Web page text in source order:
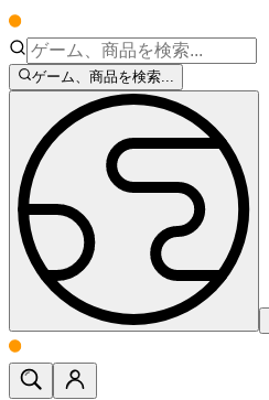
ゲーム、商品を検索...